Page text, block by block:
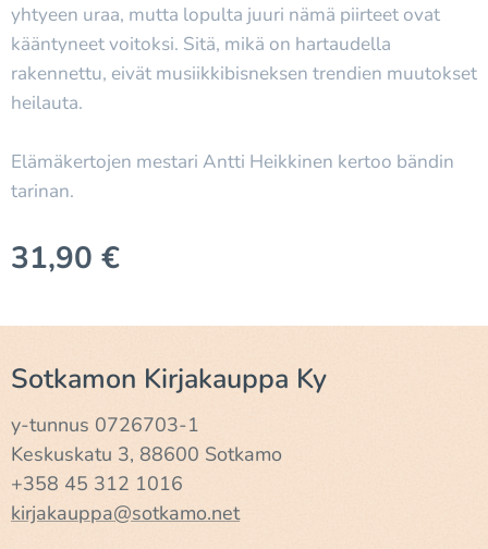
yhtyeen uraa, mutta lopulta juuri nämä piirteet ovat
kääntyneet voitoksi. Sitä, mikä on hartaudella
rakennettu, eivät musiikkibisneksen trendien muutokset
heilauta.
Elämäkertojen mestari Antti Heikkinen kertoo bändin
tarinan.
31,90 €
Sotkamon Kirjakauppa Ky
y-tunnus 0726703-1
Keskuskatu 3, 88600 Sotkamo
+358 45 312 1016
kirjakauppa@sotkamo.net